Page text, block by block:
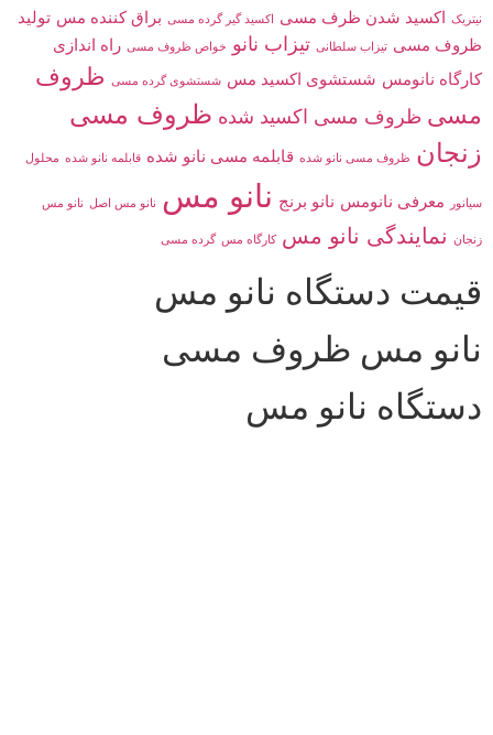
نیتریک اکسید شدن ظرف مسی اکسید گیر گرده مسی براق کننده مس تولید
ظروف مسی تیزاب سلطانی تیزاب نانو خواص ظروف مسی راه اندازی
کارگاه نانومس شستشوی اکسید مس شستشوی گرده مسی ظروف
مسی ظروف مسی اکسید شده ظروف مسی
زنجان ظروف مسی نانو شده قابلمه مسی نانو شده قابلمه نانو شده محلول
سیانور معرفی نانومس نانو برنج نانو مس نانو مس اصل نانو مس
زنجان نمایندگی نانو مس کارگاه مس گرده مسی
قیمت دستگاه نانو مس
نانو مس ظروف مسی
دستگاه نانو مس